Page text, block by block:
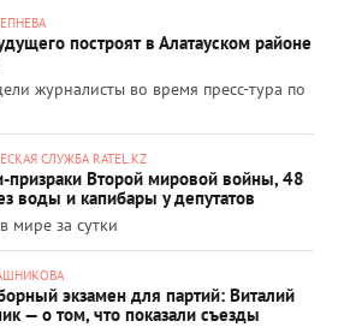
построят в Алатауском районе
журналисты во время пресс-тура по
СЛУЖБА RATEL.KZ
призраки Второй мировой войны, 48
воды и капибары у депутатов
мире за сутки
экзамен для партий: Виталий
— о том, что показали съезды